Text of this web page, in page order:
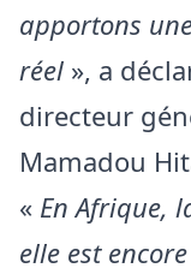
apportons
réel », a
directeur
Mamadou
« En Afrique,
elle est